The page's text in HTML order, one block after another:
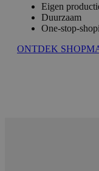
Eigen
Duurzaam
One-stop-
ONTDEK